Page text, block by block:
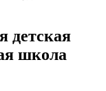
детская
школа